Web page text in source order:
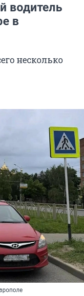
водитель
в
несколько